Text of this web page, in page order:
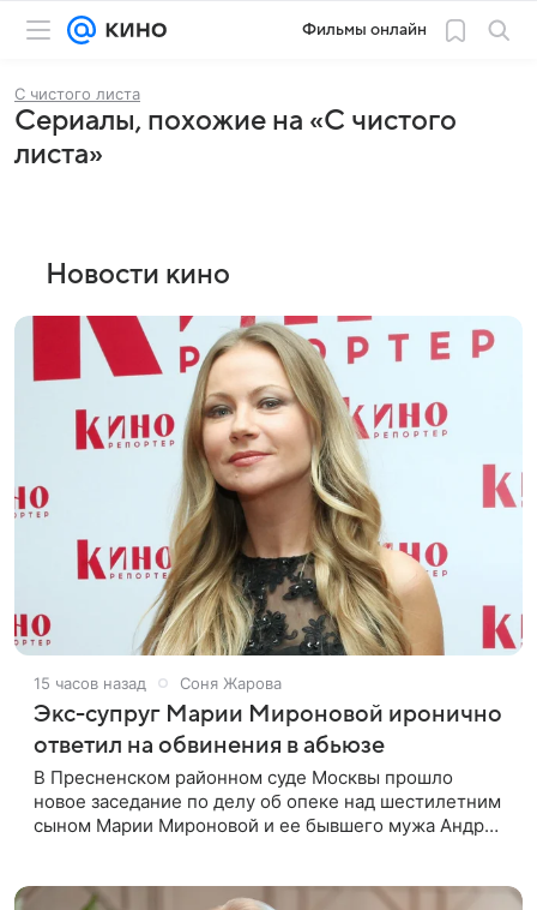
Фильмы онлайн
С чистого листа
Сериалы, похожие на «С чистого
листа»
Новости кино
15 часов назад Соня Жарова
Экс-супруг Марии Мироновой иронично
ответил на обвинения в абьюзе
В Пресненском районном суде Москвы прошло
новое заседание по делу об опеке над шестилетним
сыном Марии Мироновой и ее бывшего мужа Андрея